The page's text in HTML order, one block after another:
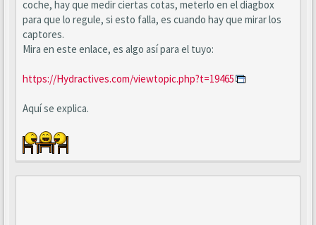
coche, hay que medir ciertas cotas, meterlo en el diagbox
para que lo regule, si esto falla, es cuando hay que mirar los
captores.
Mira en este enlace, es algo así para el tuyo:
https://Hydractives.com/viewtopic.php?t=19465
Aquí se explica.